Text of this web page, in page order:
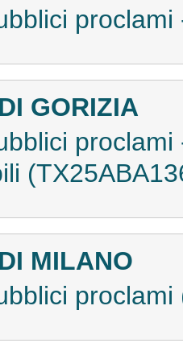
GORIZIA
MILANO